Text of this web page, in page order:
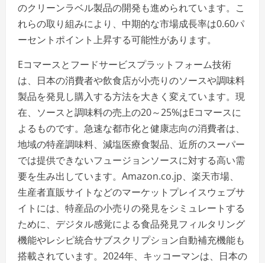
のクリーンラベル製品の開発も進められています。こ
れらの取り組みにより、中期的な市場成長率は0.60パ
ーセントポイント上昇する可能性があります。
Eコマースとフードサービスプラットフォーム技術
は、日本の消費者や飲食店が小売りのソースや調味料
製品を発見し購入する方法を大きく変えています。現
在、ソースと調味料の売上の20～25%はEコマースに
よるものです。急速な都市化と健康志向の消費者は、
地域の特産調味料、減塩医療食製品、近所のスーパー
では提供できないフュージョンソースに対する高い需
要を生み出しています。Amazon.co.jp、楽天市場、
生産者直販サイトなどのマーケットプレイスウェブサ
イトには、特産品の小売りの発見をシミュレートする
ために、デジタル感覚による食品発見フィルタリング
機能やレシピ統合サブスクリプション自動補充機能も
搭載されています。2024年、キッコーマンは、日本の